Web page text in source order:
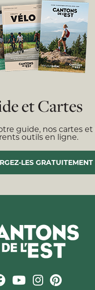
et Cartes
guide, nos cartes et
outils en ligne.
LES GRATUITEMENT